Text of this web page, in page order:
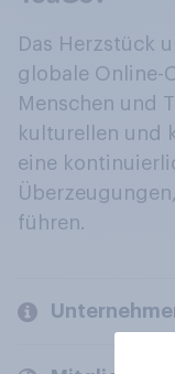
Das Herzstück
globale Online-
Menschen und
kulturellen und
eine
führen.